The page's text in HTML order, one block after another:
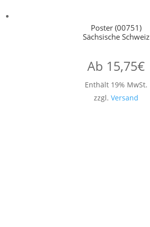
Poster (00751)
Sächsische Schweiz
Ab 15,75€
Enthält 19% MwSt.
zzgl. Versand